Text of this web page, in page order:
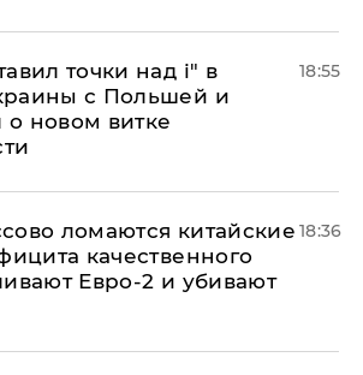
точки над і" в
с Польшей и
новом витке
18:55
ломаются китайские
качественного
Евро-2 и убивают
18:36